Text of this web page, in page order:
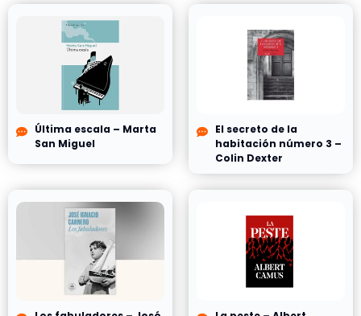
Última escala – Marta
San Miguel
El secreto de la
habitación número 3 –
Colin Dexter